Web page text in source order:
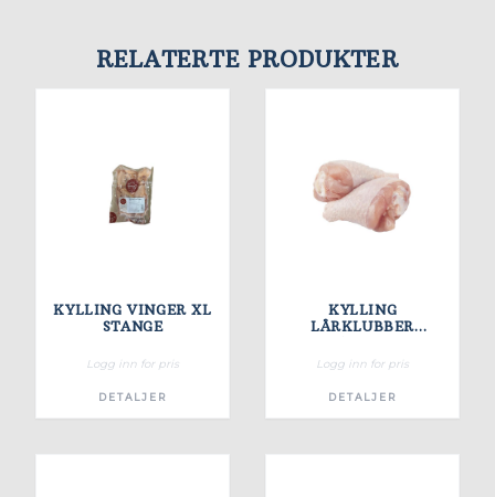
RELATERTE PRODUKTER
KYLLING VINGER XL
STANGE
Logg inn for pris
DETALJER
KYLLING
LÅRKLUBBER
Logg inn for pris
DETALJER